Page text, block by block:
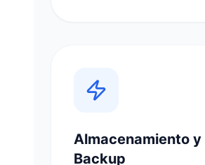
Almacenamiento y
Backup